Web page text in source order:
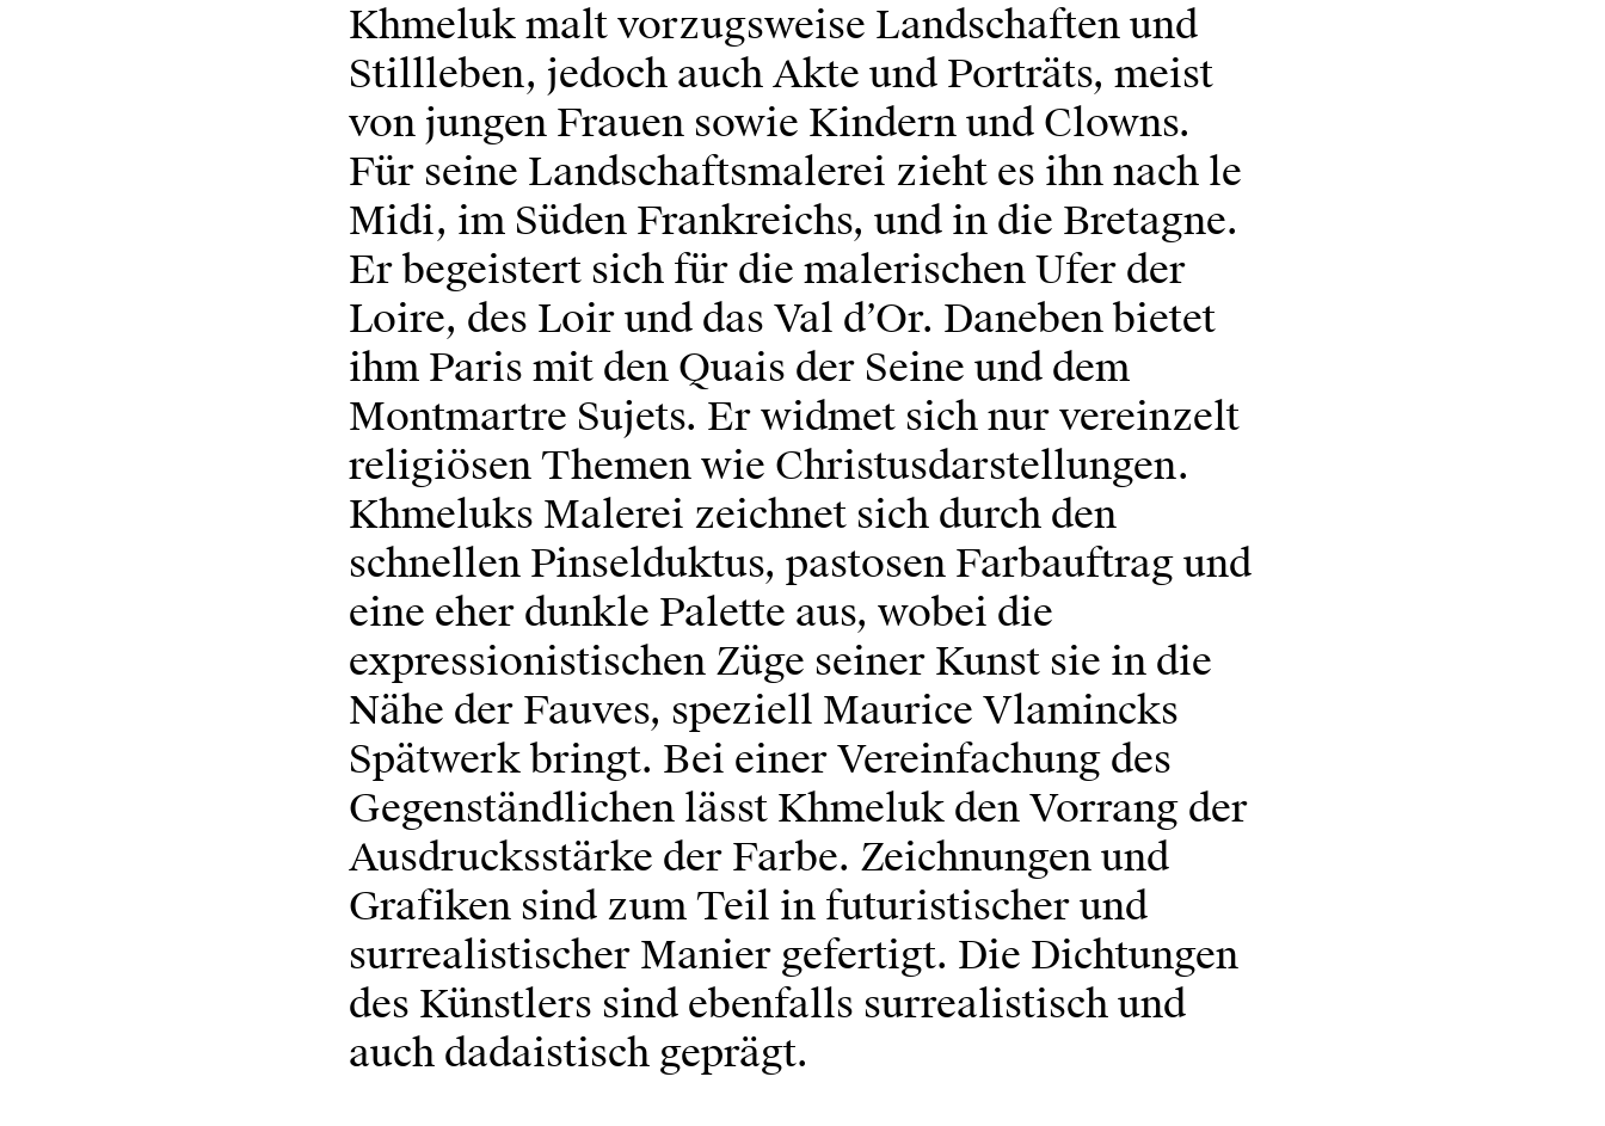
Khmeluk malt vorzugsweise Landschaften und
Stillleben, jedoch auch Akte und Porträts, meist
von jungen Frauen sowie Kindern und Clowns.
Für seine Landschaftsmalerei zieht es ihn nach le
Midi, im Süden Frankreichs, und in die Bretagne.
Er begeistert sich für die malerischen Ufer der
Loire, des Loir und das Val d’Or. Daneben bietet
ihm Paris mit den Quais der Seine und dem
Montmartre Sujets. Er widmet sich nur vereinzelt
religiösen Themen wie Christusdarstellungen.
Khmeluks Malerei zeichnet sich durch den
schnellen Pinselduktus, pastosen Farbauftrag und
eine eher dunkle Palette aus, wobei die
expressionistischen Züge seiner Kunst sie in die
Nähe der Fauves, speziell Maurice Vlamincks
Spätwerk bringt. Bei einer Vereinfachung des
Gegenständlichen lässt Khmeluk den Vorrang der
Ausdrucksstärke der Farbe. Zeichnungen und
Grafiken sind zum Teil in futuristischer und
surrealistischer Manier gefertigt. Die Dichtungen
des Künstlers sind ebenfalls surrealistisch und
auch dadaistisch geprägt.